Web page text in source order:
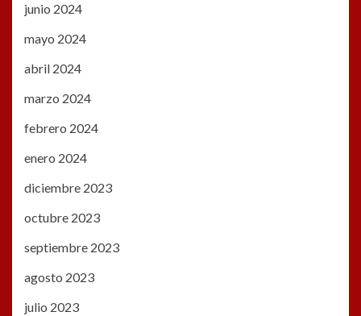
junio 2024
mayo 2024
abril 2024
marzo 2024
febrero 2024
enero 2024
diciembre 2023
octubre 2023
septiembre 2023
agosto 2023
julio 2023